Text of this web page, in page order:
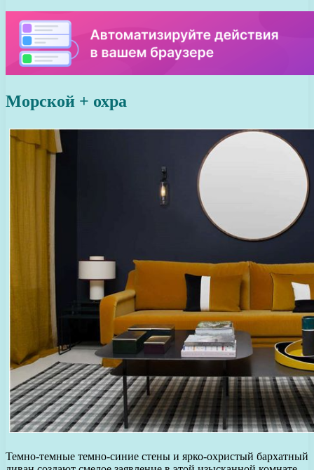
Морской + охра
Темно-темные темно-синие стены и ярко-охристый бархатный